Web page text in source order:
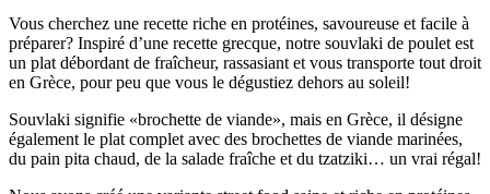
Vous cherchez une recette riche en protéines, savoureuse et facile à
préparer? Inspiré d’une recette grecque, notre souvlaki de poulet est
un plat débordant de fraîcheur, rassasiant et vous transporte tout droit
en Grèce, pour peu que vous le dégustiez dehors au soleil!
Souvlaki signifie «brochette de viande», mais en Grèce, il désigne
également le plat complet avec des brochettes de viande marinées,
du pain pita chaud, de la salade fraîche et du tzatziki… un vrai régal!